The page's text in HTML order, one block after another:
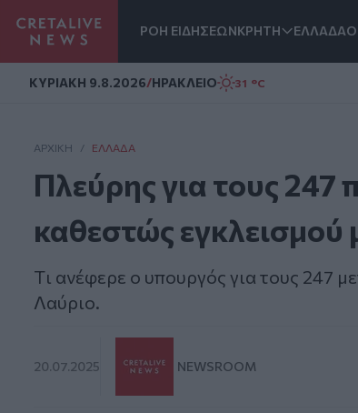
ΡΟΗ ΕΙΔΗΣΕΩΝΚΡΗΤΗ ΕΛΛΑΔΑ
ΚΥΡΙΑΚΗ 9.8.2026/ΗΡΑΚΛΕΙΟ 31 °C
ΑΡΧΙΚΗ / ΕΛΛΆΔΑ
Πλεύρης για τους 247
καθεστώς εγκλεισμού
Tι ανέφερε ο υπουργός για τους 247
Λαύριο.
20.07.2025 NEWSROOM